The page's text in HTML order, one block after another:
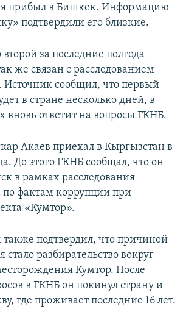
прибыл в Бишкек. Информацию
подтвердили его близкие.
за последние полгода
же связан с расследованием
Источник сообщил, что первый
в стране несколько дней, в
вновь ответит на вопросы ГКНБ.
Акаев приехал в Кыргызстан в
До этого ГКНБ сообщал, что он
в рамках расследования
по фактам коррупции при
«Кумтор».
также подтвердил, что причиной
стало разбирательство вокруг
Кумтор. После
в ГКНБ он покинул страну и
где проживает последние 16 лет.